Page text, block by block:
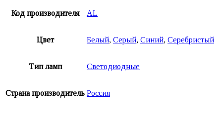
Код производителя AL
Цвет Белый, Серый, Синий, Серебристый
Тип ламп Светодиодные
Страна производитель Россия